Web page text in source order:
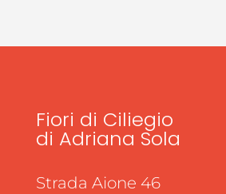
Fiori di Ciliegio
di Adriana Sola
Strada Aione 46